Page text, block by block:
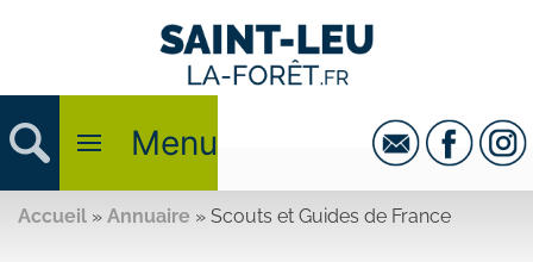
Menu
Accueil » Annuaire » Scouts et Guides de France